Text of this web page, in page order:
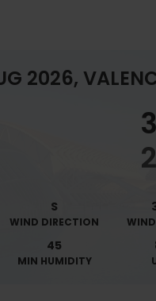
2026,
S
WIND DIRECTION WIND
45
MIN HUMIDITY